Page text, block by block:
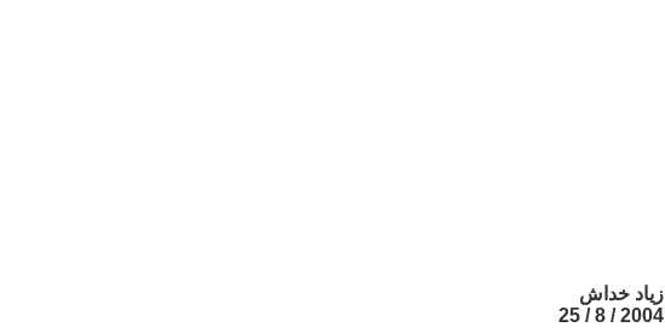
زياد خداش
2004 / 8 / 25